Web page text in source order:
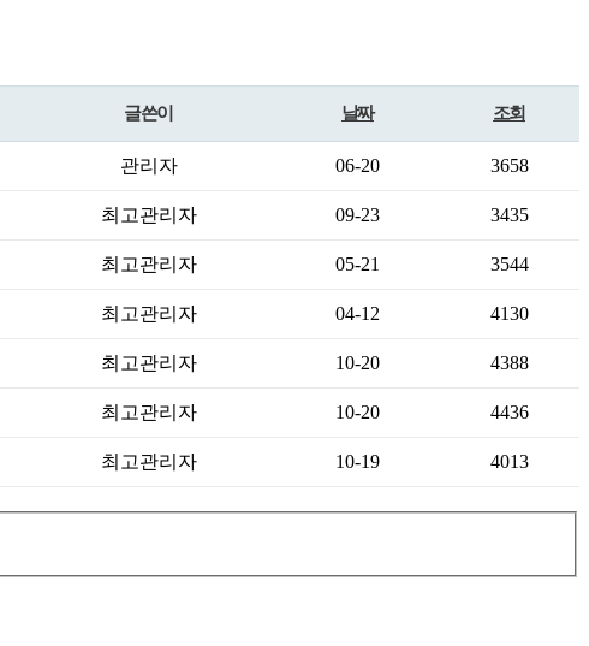
글쓴이 날짜 조회
관리자 06-20 3658
최고관리자 09-23 3435
최고관리자 05-21 3544
최고관리자 04-12 4130
최고관리자 10-20 4388
최고관리자 10-20 4436
최고관리자 10-19 4013